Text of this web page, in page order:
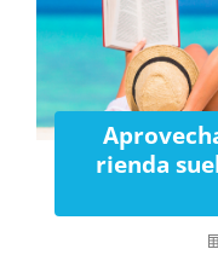
rienda